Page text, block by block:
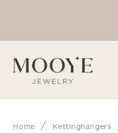
Home / Kettinghangers